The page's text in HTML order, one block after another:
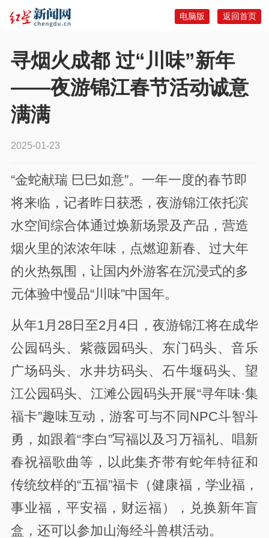
返回首页
电脑版
寻烟火成都 过“川味”新年
——夜游锦江春节活动诚意
满满
2025-01-23
“金蛇献瑞 巳巳如意”。一年一度的春节即
将来临，记者昨日获悉，夜游锦江依托滨
水空间综合体通过焕新场景及产品，营造
烟火里的浓浓年味，点燃迎新春、过大年
的火热氛围，让国内外游客在沉浸式的多
元体验中慢品“川味”中国年。
从年1月28日至2月4日，夜游锦江将在成华
公园码头、紫薇园码头、东门码头、音乐
广场码头、水井坊码头、石牛堰码头、望
江公园码头、江滩公园码头开展“寻年味·集
福卡”趣味互动，游客可与不同NPC斗智斗
勇，如跟着“李白”写福以及习万福礼、唱新
春祝福歌曲等，以此集齐带有蛇年特征和
传统纹样的“五福”福卡（健康福，学业福，
事业福，平安福，财运福），兑换新年盲
盒，还可以参加山海经斗兽棋活动。